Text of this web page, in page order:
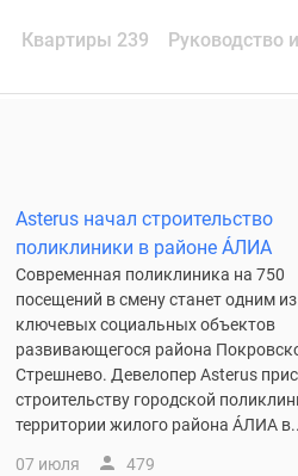
Квартиры 239 Руководство
Asterus начал строительство
поликлиники в районе ÁЛИA
Современная поликлиника на 750
посещений в смену станет одним из
ключевых социальных объектов
развивающегося района
Стрешнево. Девелопер Asterus
строительству городской
территории жилого района ÁЛИA
07 июля 479